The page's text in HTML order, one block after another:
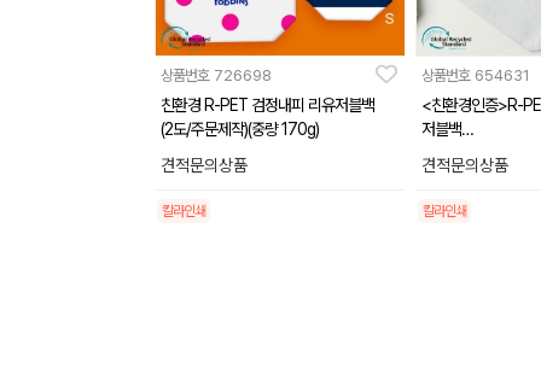
상품번호 726698
친환경 R-PET 검정내피 리유저블백
(2도/주문제작)(중량 170g)
견적문의상품
칼라인쇄
상품번호 654631
<친환경인증>R-
저블백
(중량 170g)(소/중/
견적문의상품
칼라인쇄